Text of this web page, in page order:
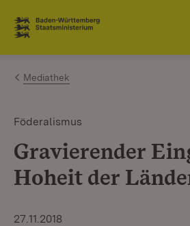
Zum Inhalt springen
Link zur Startseite
Mediathek
Föderalismus
Gravierender
Hoheit der
27.11.2018